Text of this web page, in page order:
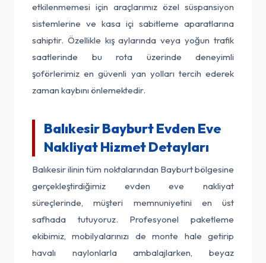
etkilenmemesi için araçlarımız özel süspansiyon
sistemlerine ve kasa içi sabitleme aparatlarına
sahiptir. Özellikle kış aylarında veya yoğun trafik
saatlerinde bu rota üzerinde deneyimli
şoförlerimiz en güvenli yan yolları tercih ederek
zaman kaybını önlemektedir.
Balıkesir Bayburt Evden Eve
Nakliyat Hizmet Detayları
Balıkesir ilinin tüm noktalarından Bayburt bölgesine
gerçekleştirdiğimiz evden eve nakliyat
süreçlerinde, müşteri memnuniyetini en üst
safhada tutuyoruz. Profesyonel paketleme
ekibimiz, mobilyalarınızı de monte hale getirip
havalı naylonlarla ambalajlarken, beyaz